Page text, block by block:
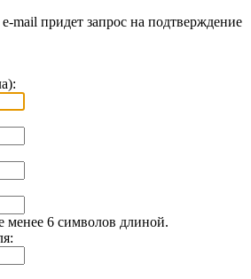
mail придет запрос на подтверждение
менее 6 символов длиной.